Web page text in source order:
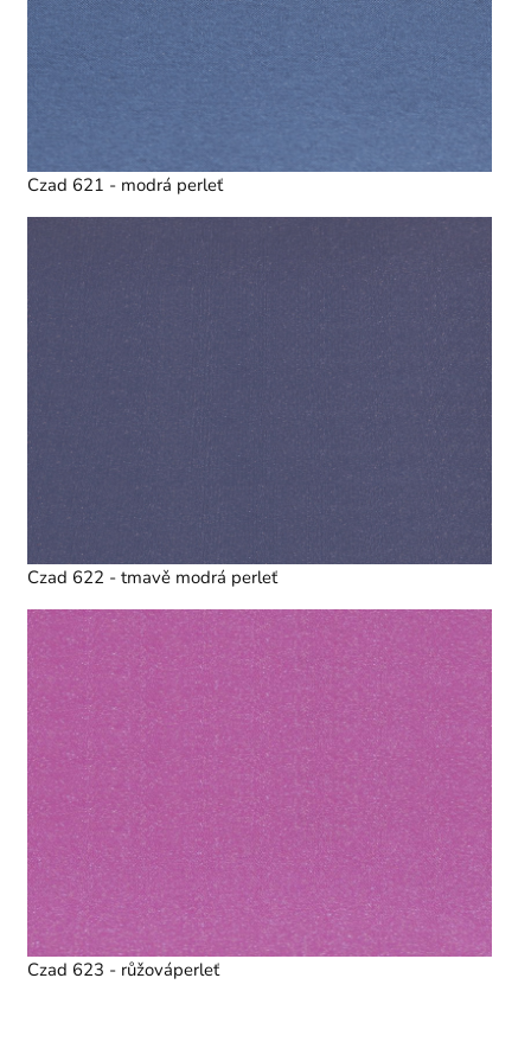
Czad 621 - modrá perleť
Czad 622 - tmavě modrá perleť
Czad 623 - růžováperleť